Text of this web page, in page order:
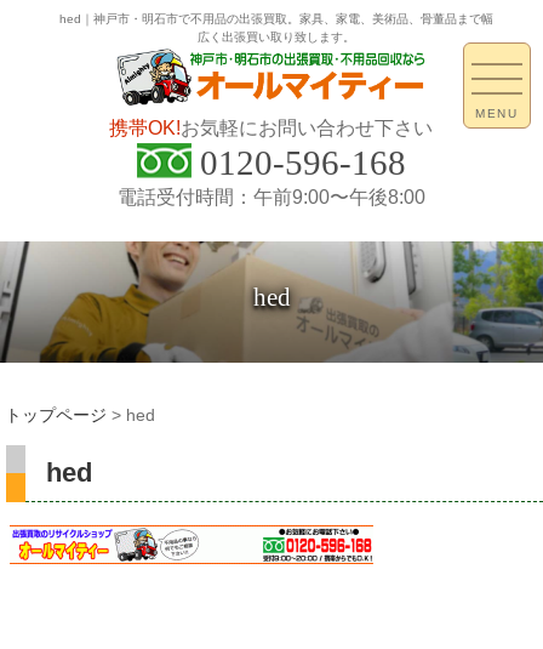
hed｜神戸市・明石市で不用品の出張買取。家具、家電、美術品、骨董品まで幅
広く出張買い取り致します。
携帯OK!お気軽にお問い合わせ下さい
0120-596-168
電話受付時間：午前9:00〜午後8:00
hed
MENU
トップページ > hed
hed